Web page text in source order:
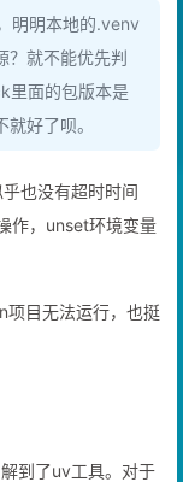
明明本地的.venv
？就不能优先判
里面的包版本是
好了呗。
也没有超时时间
作，unset环境变量
项目无法运行，也挺
到了uv工具。对于